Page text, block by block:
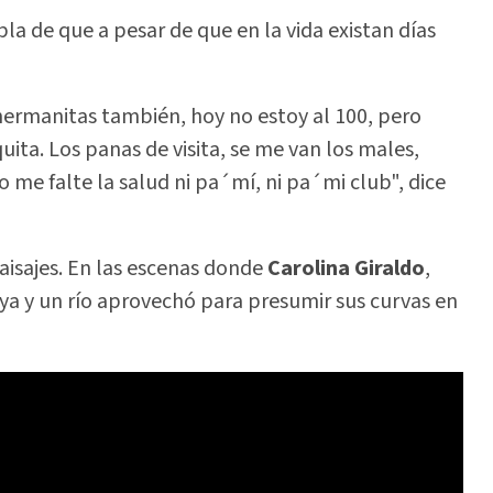
de que a pesar de que en la vida existan días
también, hoy no estoy al 100, pero
Los panas de visita, se me van los males,
me falte la salud ni pa´mí, ni pa´mi club", dice
En las escenas dondeCarolina Giraldo,
y un río aprovechó para presumir sus curvas en